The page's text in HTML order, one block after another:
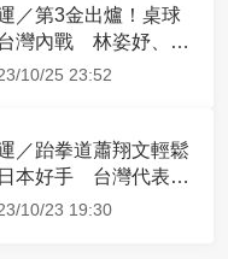
／第3金出爐！桌球
灣內戰 林姿妤、田
金包銀」
10/25 23:52
／跆拳道蕭翔文輕鬆
本好手 台灣代表本
就是金牌
10/23 19:30